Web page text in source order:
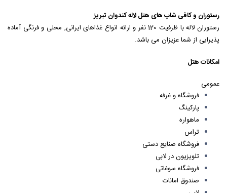
رستوران و کافی شاپ های هتل لاله کندوان تبریز
رستوران لاله با ظرفیت 120 نفر و ارائه انواع غذاهای ایرانی, محلی و فرنگی آماده
پذیرایی از شما عزیزان می باشد.
امکانات هتل
عمومی
فروشگاه و غرفه
پاركينگ
ماهواره
تراس
فروشگاه صنايع دستی
تلويزيون در لابی
فروشگاه سوغاتی
صندوق امانات